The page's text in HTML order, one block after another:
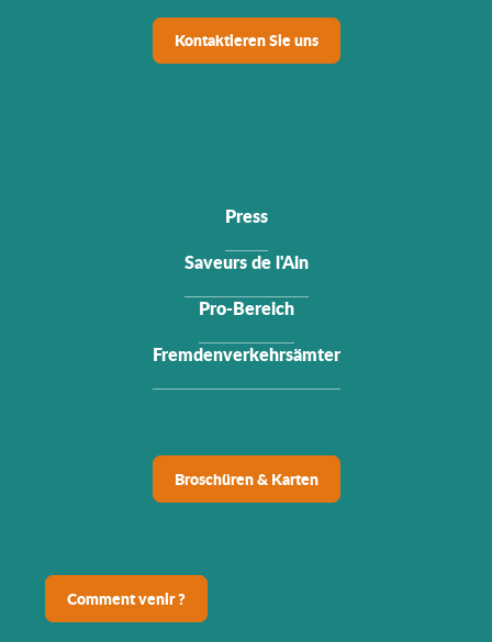
Kontaktieren Sie uns
Press
Saveurs de l'Ain
Pro-Bereich
Fremdenverkehrsämter
Broschüren & Karten
Comment venir ?